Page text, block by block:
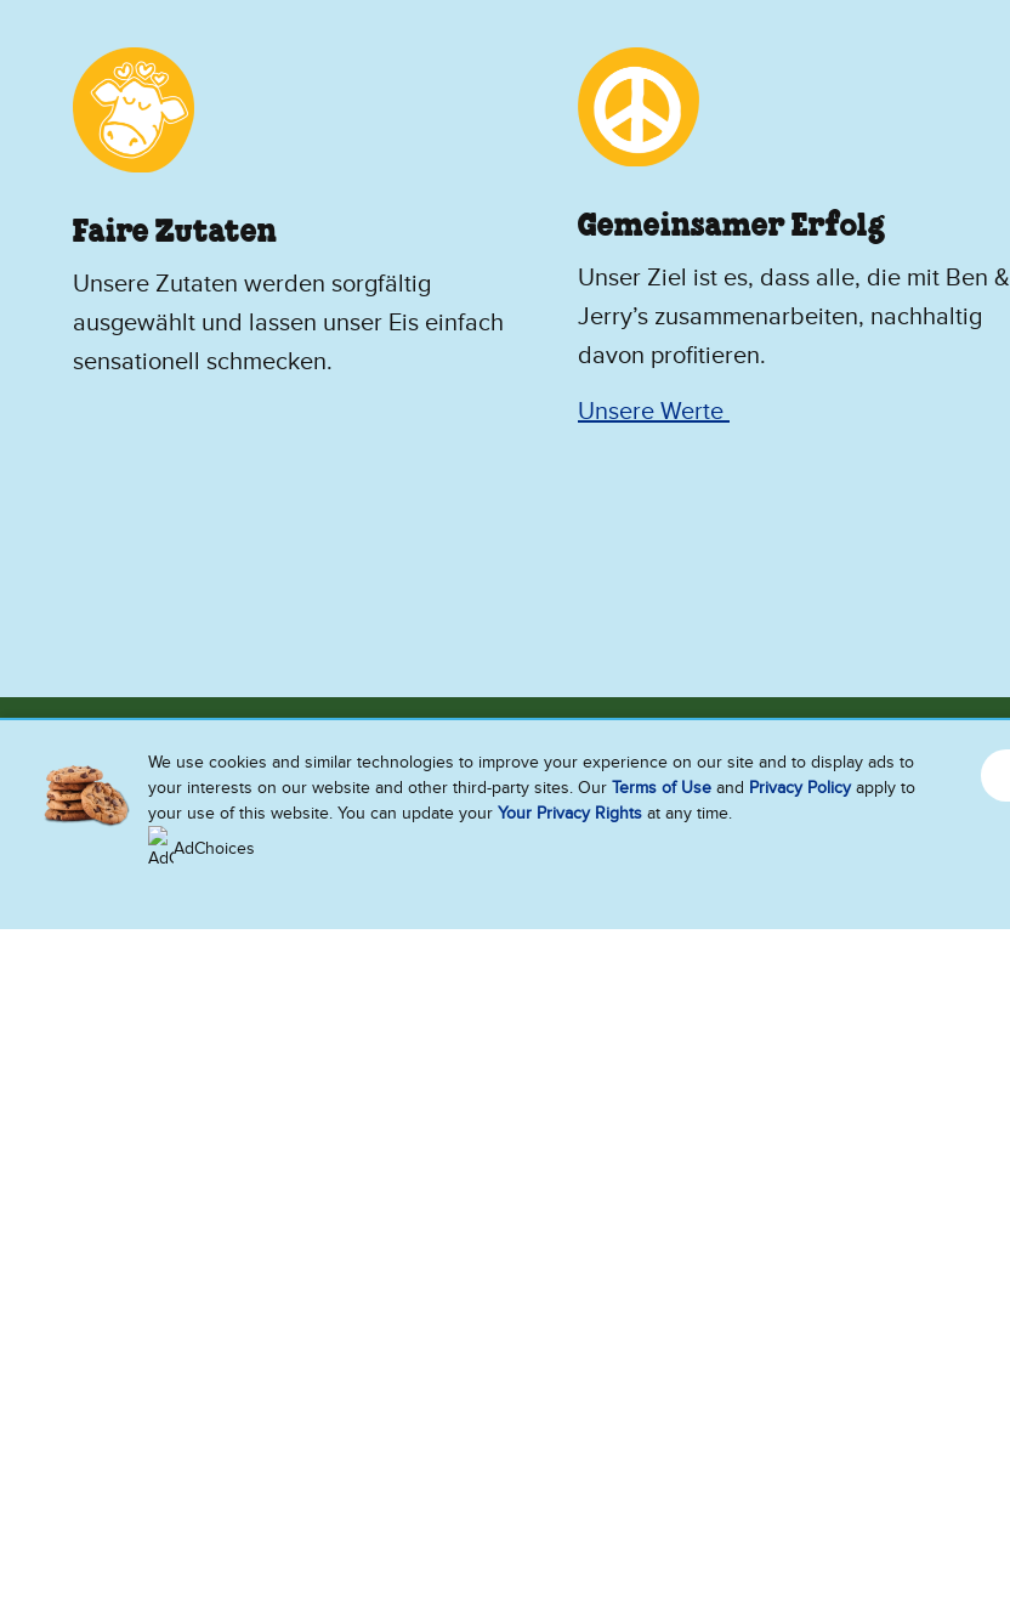
Faire Zutaten
Unsere Zutaten werden sorgfältig
ausgewählt und lassen unser Eis einfach
sensationell schmecken.
Gemeinsamer Erfolg
Unser Ziel ist es, dass alle, die mit Ben &
Jerry’s zusammenarbeiten, nachhaltig
davon profitieren.
Unsere Werte
Das ist wie ein Dessert für
Sag Howdy
We use cookies and similar technologies to improve your experience on our site and to display ads to
your interests on our website and other third-party sites. Our Terms of Use and Privacy Policyapply to
your use of this website. You can update your Your Privacy Rights at any time.
AdChoices